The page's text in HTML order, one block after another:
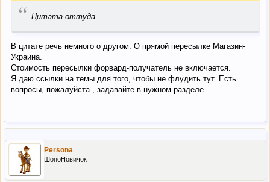
“ Цитата оттуда.
В цитате речь немного о другом. О прямой пересылке Магазин-
Украина.
Стоимость пересылки форвард-получатель не включается.
Я даю ссылки на темы для того, чтобы не флудить тут. Есть
вопросы, пожалуйста , задавайте в нужном разделе.
Persona
ШопоНовичок